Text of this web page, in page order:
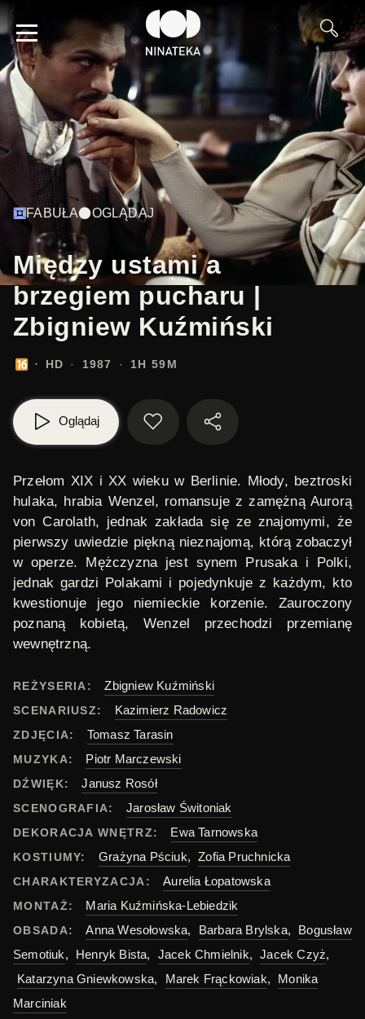
FABUŁA OGLĄDAJ
Między ustami a
brzegiem pucharu |
Zbigniew Kuźmiński
HD 1987 1H 59M
Oglądaj
Przełom XIX i XX wieku w Berlinie. Młody, beztroski
hulaka, hrabia Wenzel, romansuje z zamężną Aurorą
von Carolath, jednak zakłada się ze znajomymi, że
pierwszy uwiedzie piękną nieznajomą, którą zobaczył
w operze. Mężczyzna jest synem Prusaka i Polki,
jednak gardzi Polakami i pojedynkuje z każdym, kto
kwestionuje jego niemieckie korzenie. Zauroczony
poznaną kobietą, Wenzel przechodzi przemianę
wewnętrzną.
REŻYSERIA: Zbigniew Kuźmiński
SCENARIUSZ: Kazimierz Radowicz
ZDJĘCIA: Tomasz Tarasin
MUZYKA: Piotr Marczewski
DŹWIĘK: Janusz Rosół
SCENOGRAFIA: Jarosław Świtoniak
DEKORACJA WNĘTRZ: Ewa Tarnowska
KOSTIUMY: Grażyna Pściuk, Zofia Pruchnicka
CHARAKTERYZACJA: Aurelia Łopatowska
MONTAŻ: Maria Kuźmińska-Lebiedzik
OBSADA: Anna Wesołowska, Barbara Brylska,
Bogusław
Semotiuk, Henryk Bista, Jacek Chmielnik, Jacek Czyż,
Katarzyna Gniewkowska, Marek Frąckowiak,
Monika
Marciniak